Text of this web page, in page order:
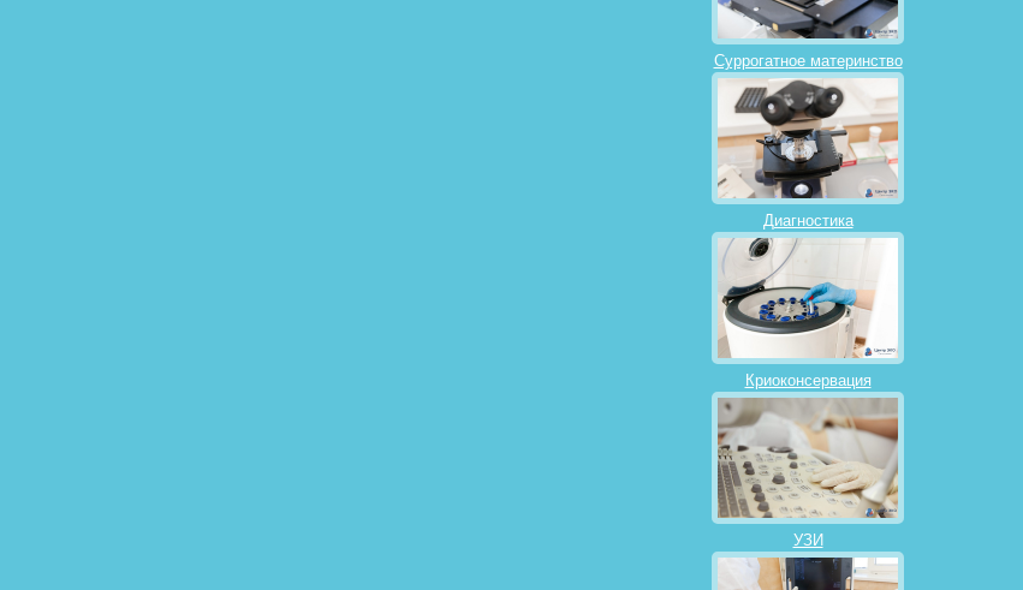
Суррогатное материнство
Диагностика
Криоконсервация
УЗИ